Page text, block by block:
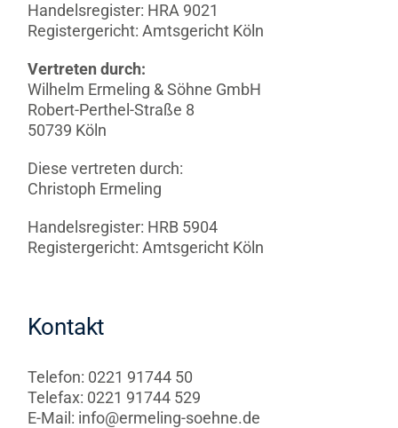
Über uns
Kontakt
Handelsregister: HRA 9021
Registergericht: Amtsgericht Köln
Vertreten durch:
Wilhelm Ermeling & Söhne GmbH
Robert-Perthel-Straße 8
50739 Köln
Diese vertreten durch:
Christoph Ermeling
Handelsregister: HRB 5904
Registergericht: Amtsgericht Köln
Kontakt
Telefon: 0221 91744 50
Telefax: 0221 91744 529
E-Mail: info@ermeling-soehne.de